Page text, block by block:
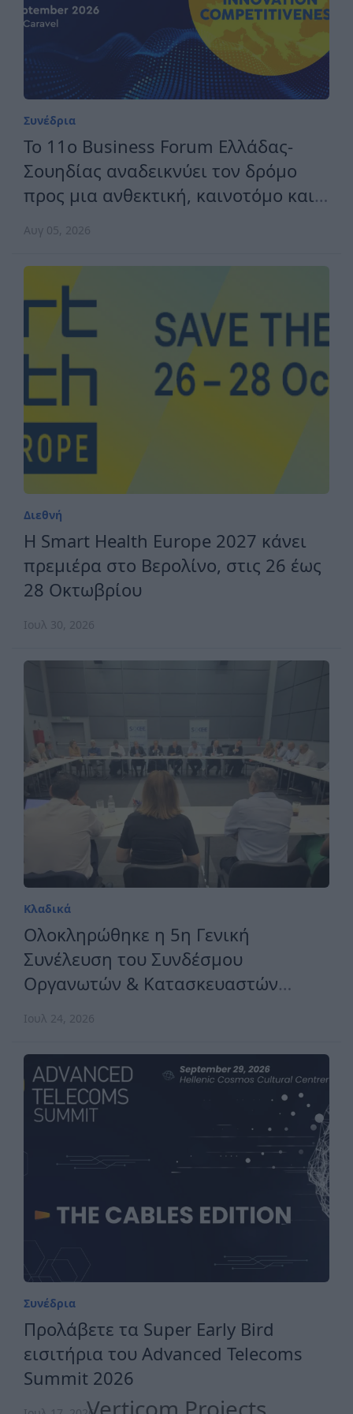
Συνέδρια
Το 11ο Business Forum Ελλάδας-
Σουηδίας αναδεικνύει τον δρόμο
προς μια ανθεκτική, καινοτόμο και
Αυγ 05, 2026
Διεθνή
H Smart Health Europe 2027 κάνει
πρεμιέρα στο Βερολίνο, στις 26 έως
28 Οκτωβρίου
Ιουλ 30, 2026
Κλαδικά
Ολοκληρώθηκε η 5η Γενική
Συνέλευση του Συνδέσμου
Οργανωτών & Κατασκευαστών
Εκθέσεων Ελλάδος
Ιουλ 24, 2026
Συνέδρια
Προλάβετε τα Super Early Bird
εισιτήρια του Advanced Telecoms
Summit 2026